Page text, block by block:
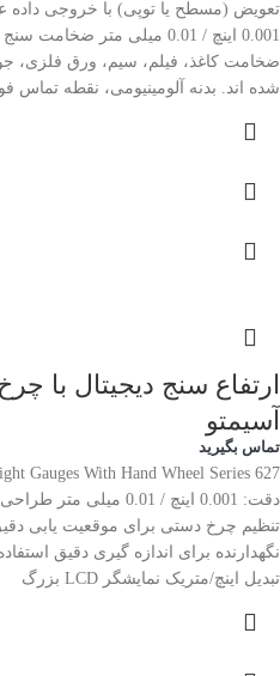
0.001 اینچ / 0.01 میلی متر
ضخامت کاغذ، فیلم، سیم، ورق فلزی،
شده اند. بدنه آلومینیومی، نقطه تماس
آسیمتو
تماس بگیرید
Gauges With Hand Wheel Series 627
دقت: 0.001 اینچ / 0.01
تنظیم چرخ دستی برای موقعیت یابی
نگهدارنده برای اندازه گیری دقیق
تبدیل اینچ/متریک نمایشگر LCD بزرگ